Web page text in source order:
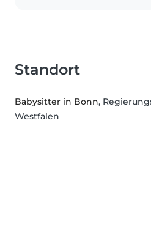
Standort
Babysitter in Bonn,
Westfalen